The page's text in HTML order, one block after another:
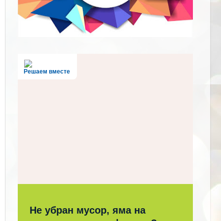
Решаем вместе
Не убран мусор, яма на